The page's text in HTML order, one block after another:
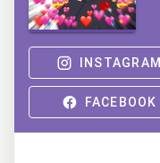
INSTAGRAM
FACEBOOK